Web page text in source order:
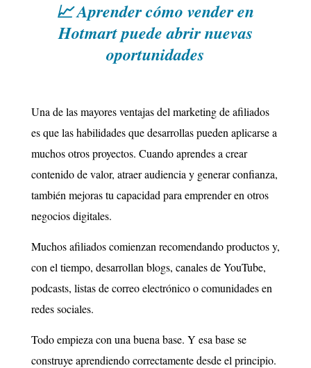
📈 Aprender cómo vender en
Hotmart puede abrir nuevas
oportunidades
Una de las mayores ventajas del marketing de afiliados
es que las habilidades que desarrollas pueden aplicarse a
muchos otros proyectos. Cuando aprendes a crear
contenido de valor, atraer audiencia y generar confianza,
también mejoras tu capacidad para emprender en otros
negocios digitales.
Muchos afiliados comienzan recomendando productos y,
con el tiempo, desarrollan blogs, canales de YouTube,
podcasts, listas de correo electrónico o comunidades en
redes sociales.
Todo empieza con una buena base. Y esa base se
construye aprendiendo correctamente desde el principio.